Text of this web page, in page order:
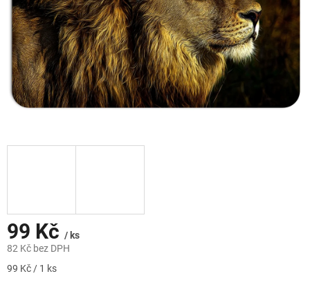
99 Kč / ks
82 Kč bez DPH
Měrná
99 Kč / 1 ks